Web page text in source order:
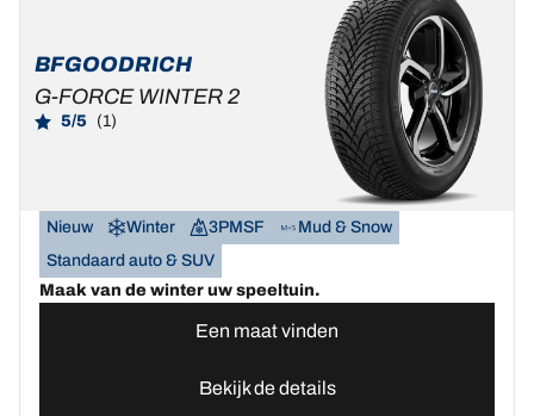
BFGOODRICH
G-FORCE WINTER 2
5/5 (1)
Nieuw Winter 3PMSF
Mud & Snow
Standaard auto & SUV
Maak van de winter uw speeltuin.
Een maat vinden
Bekijk de details